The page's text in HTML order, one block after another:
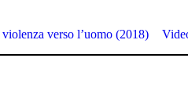
verso l’uomo (2018)